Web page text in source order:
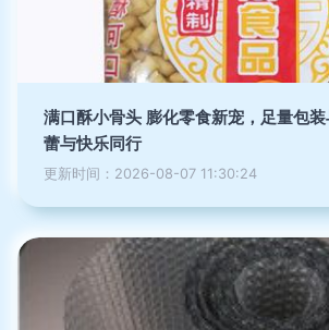
满口酥小骨头 膨化零食新宠，足量包
蕾与快乐同行
更新时间：2026-08-07 11:30:24